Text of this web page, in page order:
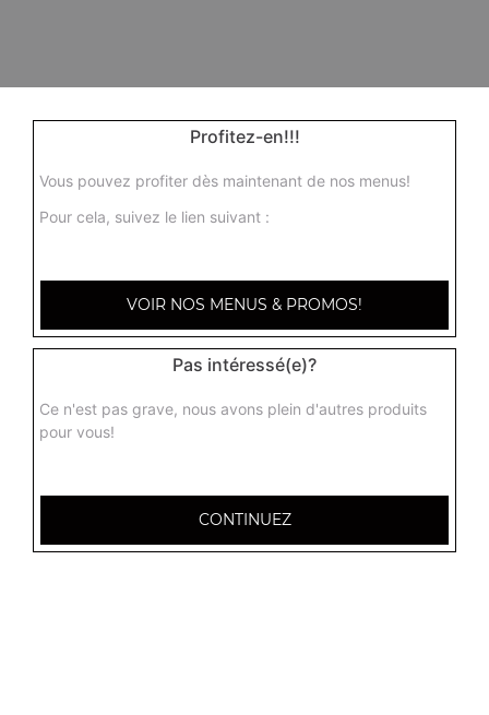
Profitez-en!!!
Vous pouvez profiter dès maintenant de nos menus!
Pour cela, suivez le lien suivant :
VOIR NOS MENUS & PROMOS!
Pas intéressé(e)?
Ce n'est pas grave, nous avons plein d'autres produits
pour vous!
CONTINUEZ